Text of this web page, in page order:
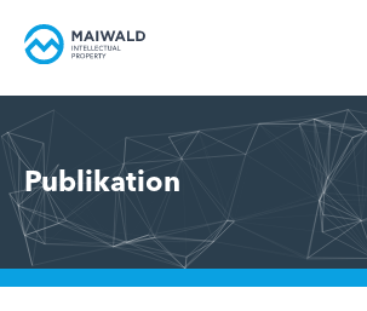
Publikation